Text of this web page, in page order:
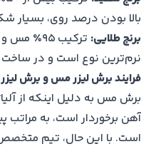
بالا بودن درصد روی، بسیار
برنج طلایی:
نرم‌ترین نوع است و در
فرایند برش لیزر مس و برش لیزر
برش مس به دلیل اینکه از
آهن برخوردار است، به مراتب
است. با این حال، تیم